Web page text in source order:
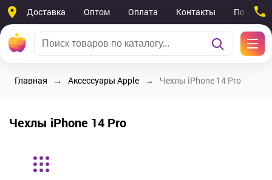
Доставка Оптом Оплата Контакты
Главная Аксессуары Apple Чехлы iPhone 14 Pro
Чехлы iPhone 14 Pro